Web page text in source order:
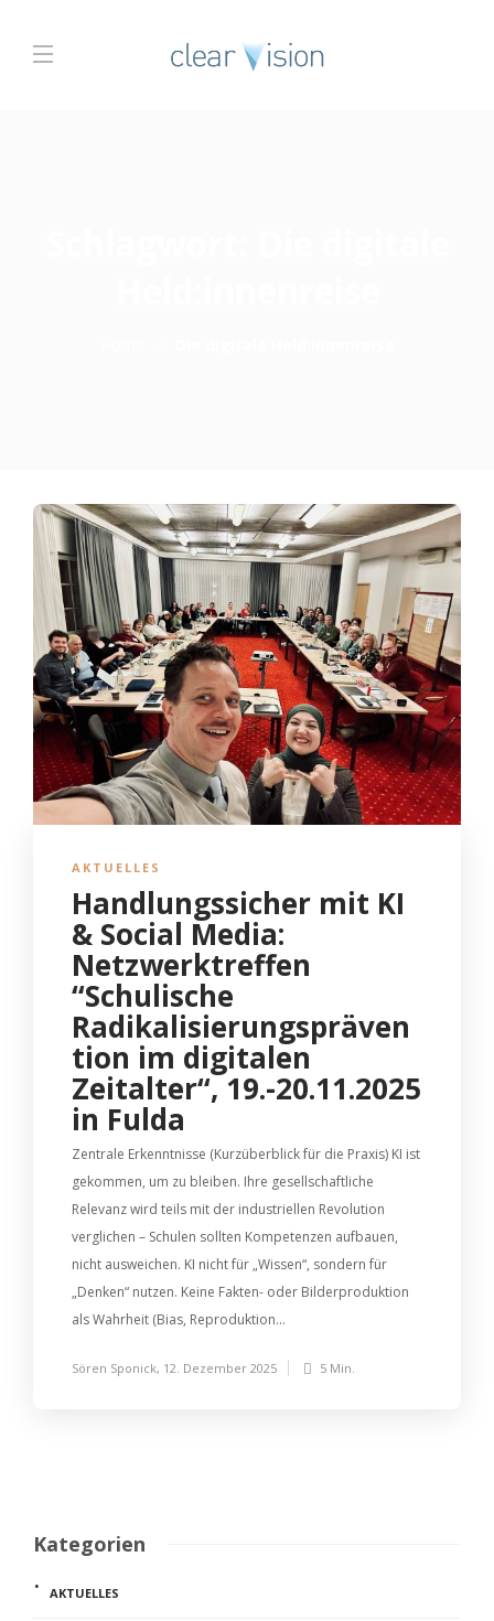
AKTUELLES
Handlungssicher mit KI
& Social Media:
Netzwerktreffen
“Schulische
Radikalisierungspräven
tion im digitalen
Zeitalter“, 19.-20.11.2025
in Fulda
Zentrale Erkenntnisse (Kurzüberblick für die Praxis) KI ist
gekommen, um zu bleiben. Ihre gesellschaftliche
Relevanz wird teils mit der industriellen Revolution
verglichen – Schulen sollten Kompetenzen aufbauen,
nicht ausweichen. KI nicht für „Wissen“, sondern für
„Denken“ nutzen. Keine Fakten- oder Bilderproduktion
als Wahrheit (Bias, Reproduktion...
Sören Sponick, 12. Dezember 2025 5 Min.
Kategorien
AKTUELLES